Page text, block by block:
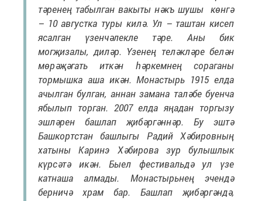
тәренең табылган вакыты нәкъ шушы көнгә
– 10 августка туры килә. Ул – таштан кисеп
ясалган үзенчәлекле тәре. Аны бик
могҗизалы, диләр. Үзенең теләкләре белән
мөрәҗәгать иткән һәркемнең сораганы
тормышка аша икән. Монастырь 1915 елда
ачылган булган, аннан замана таләбе буенча
ябылып торган. 2007 елда яңадан торгызу
эшләрен башлап җибәргәннәр. Бу эштә
Башкортстан башлыгы Радий Хәбировның
хатыны Каринэ Хәбирова зур булышлык
күрсәтә икән. Быел фестивальдә ул үзе
катнаша алмады. Монастырьнең эчендә
берничә храм бар. Башлап җибәргәндә,